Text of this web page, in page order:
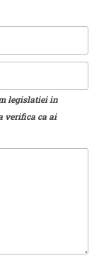
legislatiei in
verifica ca ai